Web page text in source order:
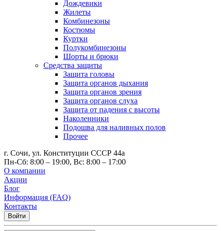
Дождевики
Жилеты
Комбинезоны
Костюмы
Куртки
Полукомбинезоны
Шорты и брюки
Средства защиты
Защита головы
Защита органов дыхания
Защита органов зрения
Защита органов слуха
Защита от падения с высоты
Наколенники
Подошва для наливных полов
Прочее
г. Сочи, ул. Конституции СССР 44а
Пн-Сб: 8:00 – 19:00, Вс: 8:00 – 17:00
О компании
Акции
Блог
Информация (FAQ)
Контакты
Войти